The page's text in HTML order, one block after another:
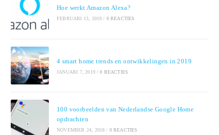
Hoe werkt Amazon Alexa?
FEBRUARI 13, 2019 / 0 REACTIES
4 smart home trends en ontwikkelingen in 2019
JANUARI 7, 2019 / 0 REACTIES
100 voorbeelden van Nederlandse Google Home
opdrachten
NOVEMBER 24, 2018 / 0 REACTIES